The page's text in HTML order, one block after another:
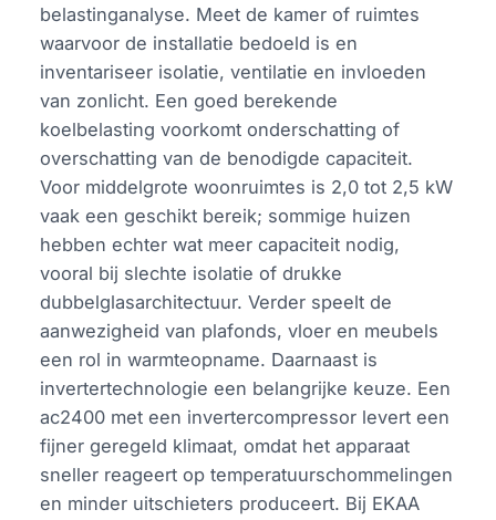
belastinganalyse. Meet de kamer of ruimtes
waarvoor de installatie bedoeld is en
inventariseer isolatie, ventilatie en invloeden
van zonlicht. Een goed berekende
koelbelasting voorkomt onderschatting of
overschatting van de benodigde capaciteit.
Voor middelgrote woonruimtes is 2,0 tot 2,5 kW
vaak een geschikt bereik; sommige huizen
hebben echter wat meer capaciteit nodig,
vooral bij slechte isolatie of drukke
dubbelglasarchitectuur. Verder speelt de
aanwezigheid van plafonds, vloer en meubels
een rol in warmteopname. Daarnaast is
invertertechnologie een belangrijke keuze. Een
ac2400 met een invertercompressor levert een
fijner geregeld klimaat, omdat het apparaat
sneller reageert op temperatuurschommelingen
en minder uitschieters produceert. Bij EKAA